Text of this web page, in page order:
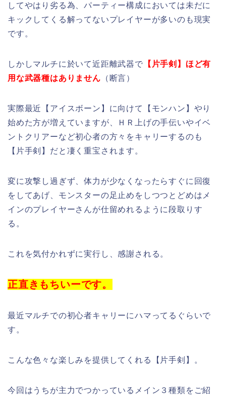
してやはり劣る為、パーティー構成においては未だに
キックしてくる解ってないプレイヤーが多いのも現実
です。
しかしマルチに於いて近距離武器で 【片手剣】ほど有
用な武器種はありません （断言）
実際最近【アイスボーン】に向けて【モンハン】やり
始めた方が増えていますが、ＨＲ上げの手伝いやイベ
ントクリアーなど初心者の方々をキャリーするのも
【片手剣】だと凄く重宝されます。
変に攻撃し過ぎず、体力が少なくなったらすぐに回復
をしてあげ、モンスターの足止めをしつつとどめはメ
インのプレイヤーさんが仕留めれるように段取りす
る。
これを気付かれずに実行し、感謝される。
正直きもちいーです。
最近マルチでの初心者キャリーにハマってるぐらいで
す。
こんな色々な楽しみを提供してくれる【片手剣】。
今回はうちが主力でつかっているメイン３種類をご紹